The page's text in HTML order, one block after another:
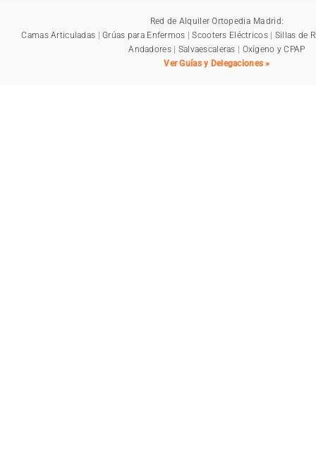
Red de Alquiler Ortopedia Madrid:
Camas Articuladas |Grúas para Enfermos |Scooters Eléctricos| Sillas de
Andadores| Salvaescaleras | Oxígeno y CPAP
Ver Guías y Delegaciones »